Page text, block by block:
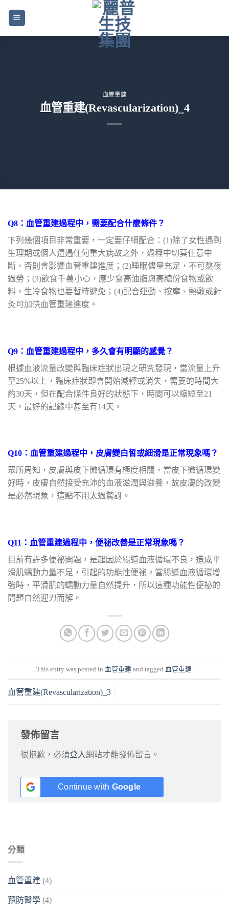
血管重建
血管重建(Revascularization)_4
Q8：血管重建過程中，需要配合什麼條件？
下列幾個項目非常重要，一定要仔細配合：(1)除了女性遇到
生理期或個人遭遇任何重大病故之外，過程中切莫任意中
斷，否則會影響血管重建進度；(2)睡眠儘量充足，不可熬夜
過勞；(3)飲食千萬小心，應少食高油脂與高糖份食物或飲
料，生冷食物也要暫時避免；(4)配合運動、按摩、熱敷或針
灸可加快血管重建進度。
Q9：血管重建過程中，多久會有明顯的感覺？
根據血液流量改變與臨床症狀出現之研究發現，當流量上升
至25%以上，臨床症狀即會開始減輕或消失，需要的時間大
約30天，但在配合條件良好的狀態下，時間可以縮短至21
天，最好的記錄中甚至有14天。
Q10：血管重建過程中，皮膚變白皙或細滑是正常現象嗎？
眾所周知，皮膚與皮下微循環有極度相關，當皮下微循環變
好時，皮膚自然接受充沛的血液滋潤與滋養，故皮膚的改變
是必然現象，這點不用太過驚訝。
Q11：血管重建過程中，便祕改善是正常現象嗎？
目前有許多便祕問題，是起因於腸道血液循環不良，造成平
滑肌蠕動力量不足，引起的功能性便祕。當腸道血液循環增
強時，平滑肌的蠕動力量自然提升，所以這種功能性便祕的
問題自然迎刃而解。
This entry was posted in 血管重建 and tagged 血管重建.
血管重建(Revascularization)_3
發佈留言
很抱歉，必須登入網站才能發佈留言。
Continue with Google
分類
血管重建 (4)
預防醫學 (4)